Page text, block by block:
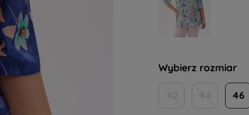
Wybierz rozmiar
46